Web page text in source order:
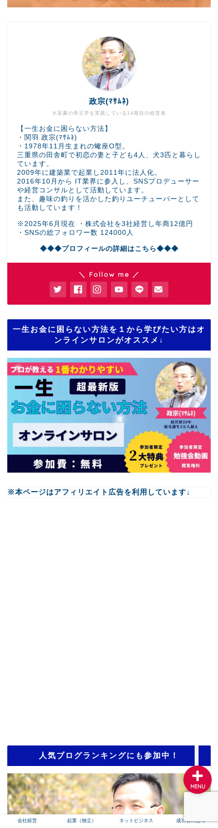
大富豪の帝王学を実践している14期目の経営者
政宗(ﾏｻﾑﾈ)
【一生お金に困らない方法】
・関羽 政宗(ﾏｻﾑﾈ)
・1978年11月生まれの蠍座O型。
三重県の田舎町で初恋の妻と子ども4人、犬3匹と暮らし
ています。
2009年に建築業で起業し2011年に法人化。
2016年10月から IT業界に参入し、SNSプロデューサー
や経営コンサルとして活動しています。
また、趣味の釣りを活かした釣りユーチューバーとして
も活動しています！
※2025年6月現在 ・株式会社を3社経営し年商12億円
・SNSの総フォロワー数 124000人
◆◆◆プロフィールの詳細はこちら◆◆◆
＼ Follow me ／
一生お金に困らない方法を１から学びたい方はオ
ンラインサロンがオススメ↓
※本ページはアフィリエイト広告を利用しています↓
人気ブログランキングにも参加中！
会社経営 起業（独立） ネットビジネス 成功者の思考
MENU